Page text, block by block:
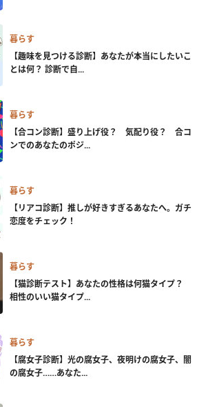
暮らす
【趣味を見つける診断】あなたが本当にしたいこ
とは何？ 診断で自...
暮らす
【合コン診断】盛り上げ役？ 気配り役？ 合コ
ンでのあなたのポジ...
暮らす
【リアコ診断】推しが好きすぎるあなたへ。ガチ
恋度をチェック！
暮らす
【猫診断テスト】あなたの性格は何猫タイプ？
相性のいい猫タイプ...
暮らす
【腐女子診断】光の腐女子、夜明けの腐女子、闇
の腐女子……あなた...